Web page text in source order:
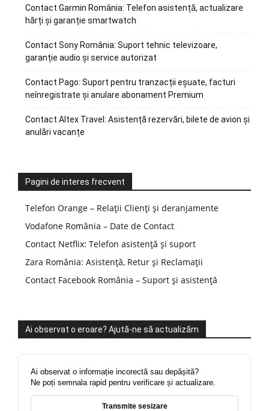
Contact Garmin România: Telefon asistență, actualizare
hărți și garanție smartwatch
Contact Sony România: Suport tehnic televizoare,
garanție audio și service autorizat
Contact Pago: Suport pentru tranzacții eșuate, facturi
neînregistrate și anulare abonament Premium
Contact Altex Travel: Asistență rezervări, bilete de avion și
anulări vacanțe
Pagini de interes frecvent
Telefon Orange – Relații Clienți și deranjamente
Vodafone România – Date de Contact
Contact Netflix: Telefon asistență și suport
Zara România: Asistență, Retur și Reclamații
Contact Facebook România – Suport și asistență
Ai observat o eroare? Ajută-ne să actualizăm
Ai observat o informație incorectă sau depășită?
Ne poți semnala rapid pentru verificare și actualizare.
Transmite sesizare